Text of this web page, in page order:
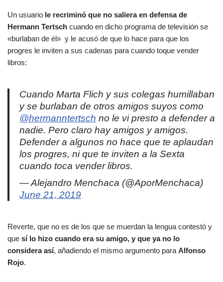
Un usuario le recriminó que no saliera en defensa de
Hermann Tertsch cuando en dicho programa de televisión se
«burlaban de él» y le acusó de que lo hace para que los
progres le inviten a sus cadenas para cuando toque vender
libros:
Cuando Marta Flich y sus colegas humillaban
y se burlaban de otros amigos suyos como
@hermanntertsch no le vi presto a defender a
nadie. Pero claro hay amigos y amigos.
Defender a algunos no hace que te aplaudan
los progres, ni que te inviten a la Sexta
cuando toca vender libros.
— Alejandro Menchaca (@AporMenchaca)
June 21, 2019
Reverte, que no es de los que se muerdan la lengua contestó y
que sí lo hizo cuando era su amigo, y que ya no lo
considera así, añadiendo el mismo argumento para Alfonso
Rojo.